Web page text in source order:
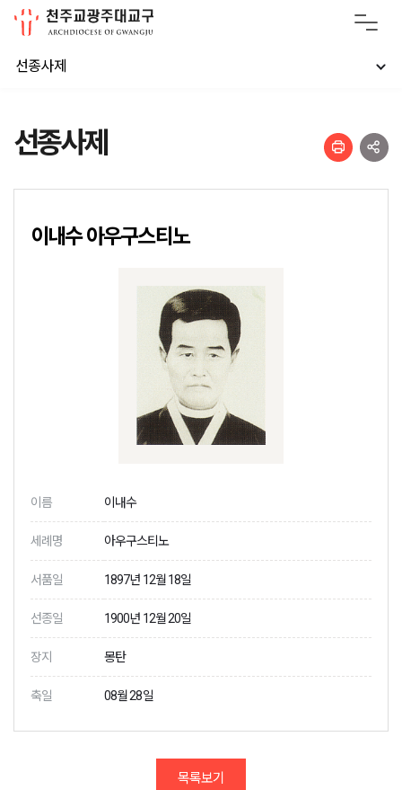
선종사제
선종사제
이내수 아우구스티노
이름 이내수
세례명 아우구스티노
서품일 1897년 12월 18일
선종일 1900년 12월 20일
장지 몽탄
축일 08월 28일
목록보기